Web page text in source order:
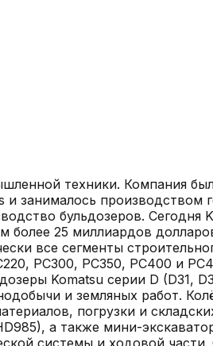
техники. Компания
занималось производством
бульдозеров. Сегодня
более 25 миллиардов
все сегменты
PC300, PC350, PC400 и
Komatsu серии D (D31,
и земляных работ.
погрузки и
а также мини-
системы и ходовой